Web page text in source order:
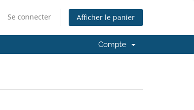
Se connecter Afficher le panier
Compte